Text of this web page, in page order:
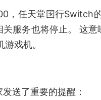
，任天堂国行Switch
服务也将停止。 这
戏机。
送了重要的提醒：